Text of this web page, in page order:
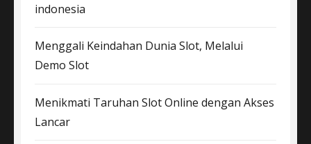
indonesia
Menggali Keindahan Dunia Slot, Melalui
Demo Slot
Menikmati Taruhan Slot Online dengan Akses
Lancar